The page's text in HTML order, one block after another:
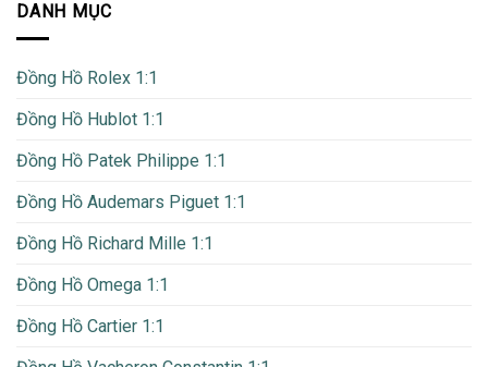
DANH MỤC
Đồng Hồ Rolex 1:1
Đồng Hồ Hublot 1:1
Đồng Hồ Patek Philippe 1:1
Đồng Hồ Audemars Piguet 1:1
Đồng Hồ Richard Mille 1:1
Đồng Hồ Omega 1:1
Đồng Hồ Cartier 1:1